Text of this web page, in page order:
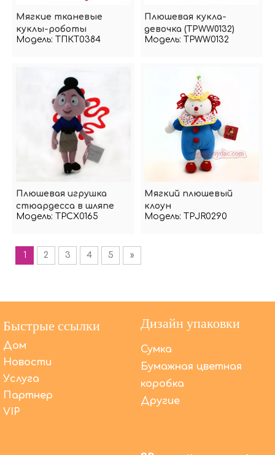
Мягкие тканевые
куклы-роботы
Модель: ТПКТ0384
Плюшевая кукла-
девочка (TPWW0132)
Модель: TPWW0132
Плюшевая игрушка
стюардесса в шляпе
Модель: TPCX0165
Мягкий плюшевый
клоун
Модель: TPJR0290
1 2 3 4 5 »
Быстрые ссылки
Дом
Новости
Услуга
Партнер
VIP
Дизайн упаковки
Сумка
Бумажная цветная
коробка
Другие